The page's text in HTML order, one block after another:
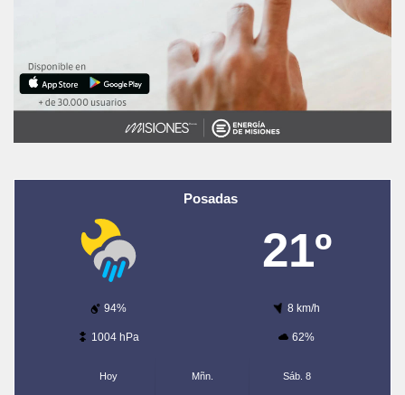
Posadas
21º
94% 8 km/h
1004 hPa 62%
Hoy Mñn. Sáb. 8